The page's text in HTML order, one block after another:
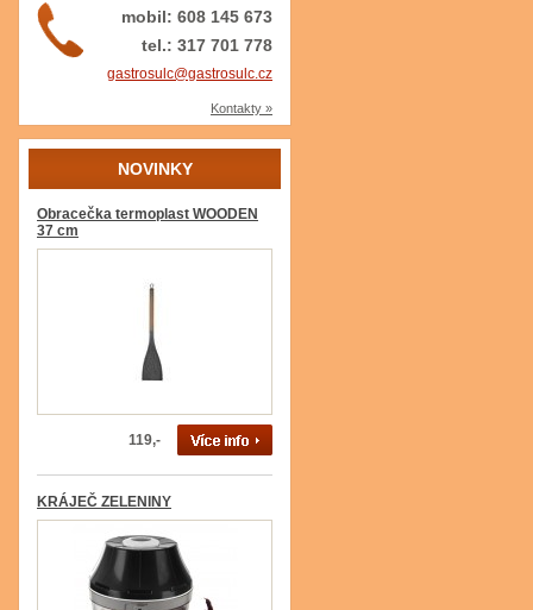
mobil: 608 145 673
tel.: 317 701 778
gastrosulc@gastrosulc.cz
Kontakty »
NOVINKY
Obracečka termoplast WOODEN
37 cm
119,-
KRÁJEČ ZELENINY